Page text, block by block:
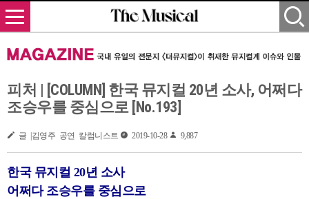
피처 | [COLUMN] 한국 뮤지컬 20년 소사, 어쩌다
조승우를 중심으로 [No.193]
글 |김영주 공연 칼럼니스트 2019-10-28 9,887
한국 뮤지컬 20년 소사
어쩌다 조승우를 중심으로